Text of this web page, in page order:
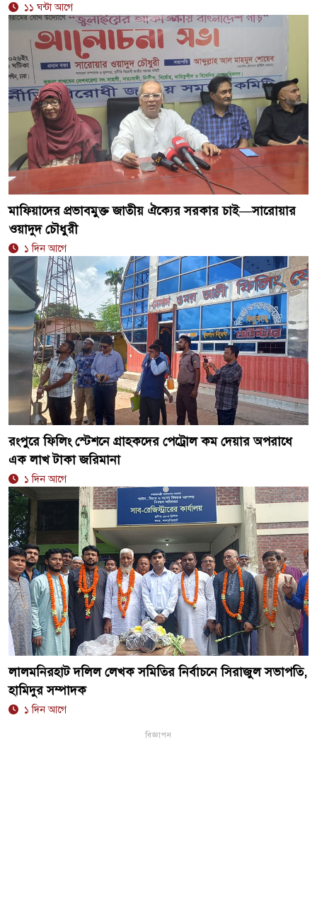
১১ ঘন্টা আগে
মাফিয়াদের প্রভাবমুক্ত জাতীয় ঐক্যের সরকার চাই—সারোয়ার
ওয়াদুদ চৌধুরী
১ দিন আগে
রংপুরে ফিলিং স্টেশনে গ্রাহকদের পেট্রোল কম দেয়ার অপরাধে
এক লাখ টাকা জরিমানা
১ দিন আগে
লালমনিরহাট দলিল লেখক সমিতির নির্বাচনে সিরাজুল সভাপতি,
হামিদুর সম্পাদক
১ দিন আগে
বিজ্ঞাপন